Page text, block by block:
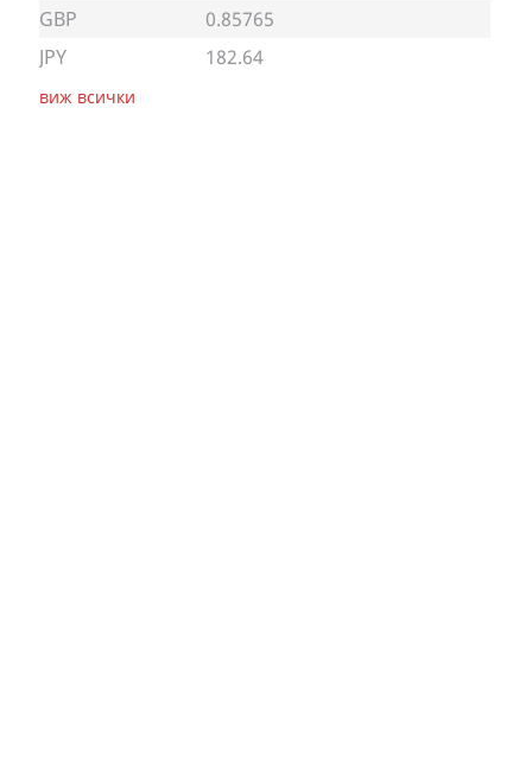
GBP
0.85765
JPY
182.64
виж всички